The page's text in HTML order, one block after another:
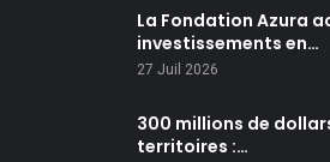
La Fondation Azura
investissements en…
27 Juil 2026
300 millions de
territoires :…